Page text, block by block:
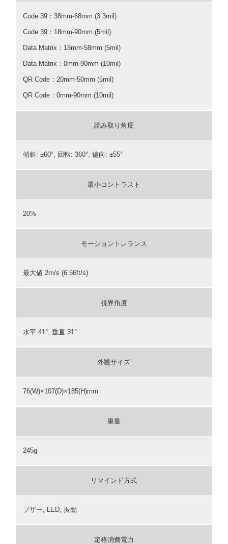
Code 39：38mm-68mm (3.3mil)
Code 39：18mm-90mm (5mil)
Data Matrix：18mm-58mm (5mil)
Data Matrix：0mm-90mm (10mil)
QR Code：20mm-50mm (5mil)
QR Code：0mm-90mm (10mil)
読み取り角度
傾斜: ±60°, 回転: 360°, 偏向: ±55°
最小コントラスト
20%
モーショントレランス
最大値 2m/s (6.56ft/s)
視界角度
水平 41°, 垂直 31°
外観サイズ
76(W)×107(D)×185(H)mm
重量
245g
リマインド方式
ブザー, LED, 振動
定格消費電力